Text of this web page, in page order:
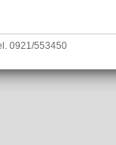
0921/553450